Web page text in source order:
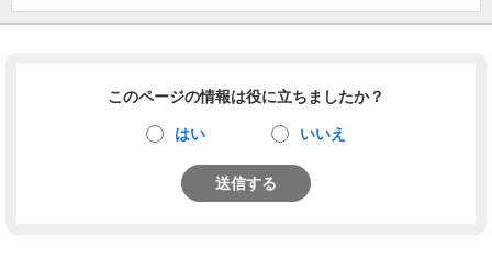
このページの情報は役に立ちましたか？
はい いいえ
送信する